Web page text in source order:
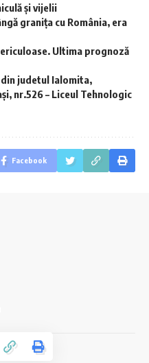
și vijelii
granița cu România, era
Ultima prognoză
judetul Ialomita,
nr.526 – Liceul Tehnologic
Facebook